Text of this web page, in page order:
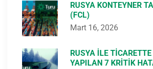
RUSYA KONTEYNER
(FCL)
Mart 16, 2026
RUSYA ILE
YAPILAN 7 KRITIK